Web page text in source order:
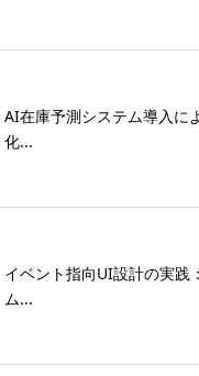
AI在庫予測システム導入に
化...
イベント指向UI設計の実践
ム...